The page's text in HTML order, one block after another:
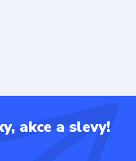
akce a slevy!